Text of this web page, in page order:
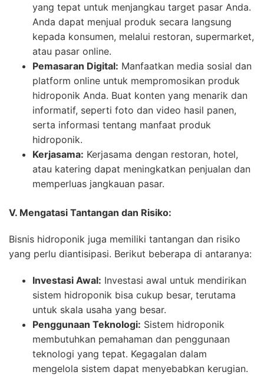
yang tepat untuk menjangkau target pasar Anda.
Anda dapat menjual produk secara langsung
kepada konsumen, melalui restoran, supermarket,
atau pasar online.
Pemasaran Digital: Manfaatkan media sosial dan
platform online untuk mempromosikan produk
hidroponik Anda. Buat konten yang menarik dan
informatif, seperti foto dan video hasil panen,
serta informasi tentang manfaat produk
hidroponik.
Kerjasama: Kerjasama dengan restoran, hotel,
atau katering dapat meningkatkan penjualan dan
memperluas jangkauan pasar.
V. Mengatasi Tantangan dan Risiko:
Bisnis hidroponik juga memiliki tantangan dan risiko
yang perlu diantisipasi. Berikut beberapa di antaranya:
Investasi Awal: Investasi awal untuk mendirikan
sistem hidroponik bisa cukup besar, terutama
untuk skala usaha yang besar.
Penggunaan Teknologi: Sistem hidroponik
membutuhkan pemahaman dan penggunaan
teknologi yang tepat. Kegagalan dalam
mengelola sistem dapat menyebabkan kerugian.